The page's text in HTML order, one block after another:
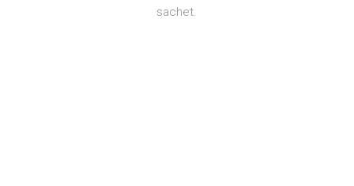
sachet.